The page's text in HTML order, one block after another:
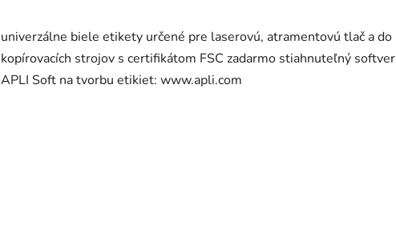
univerzálne biele etikety určené pre laserovú, atramentovú tlač a do
kopírovacích strojov s certifikátom FSC zadarmo stiahnuteľný softver
APLI Soft na tvorbu etikiet: www.apli.com